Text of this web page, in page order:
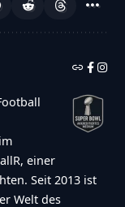
einer
Seit 2013 ist
Welt des